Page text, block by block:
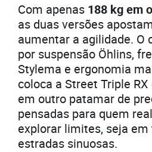
Com apenas 188 kg em
as duas versões
aumentar a agilidade. O
por suspensão Öhlins,
Stylema e ergonomia
coloca a Street Triple
em outro patamar de
pensadas para quem
explorar limites, seja
estradas sinuosas.